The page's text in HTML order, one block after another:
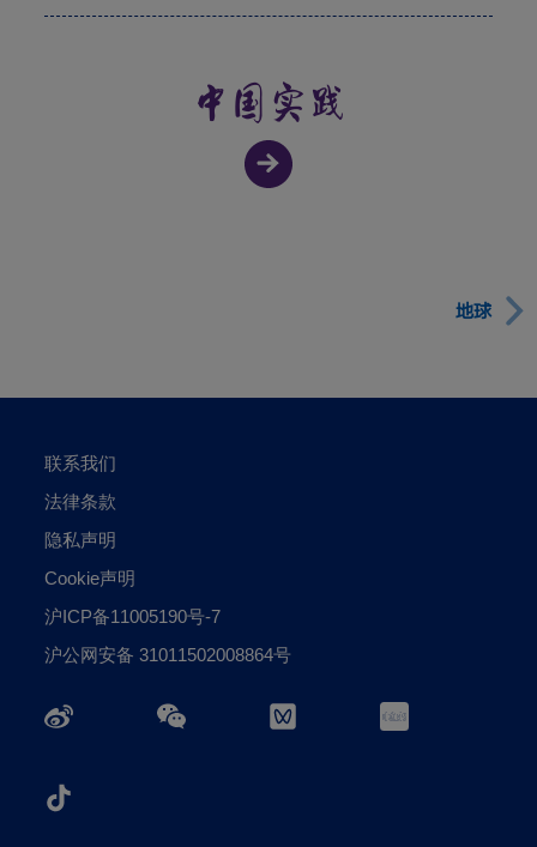
中国实践
地球
联系我们
法律条款
隐私声明
Cookie声明
沪ICP备11005190号-7
沪公网安备 31011502008864号